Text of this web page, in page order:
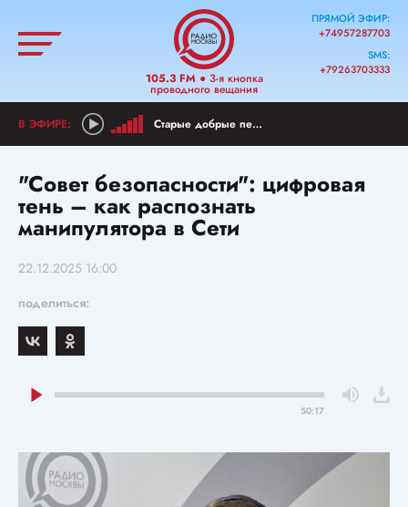
105.3 FM● 3-я кнопка
проводного вещания
ПРЯМОЙ ЭФИР:
+74957287703
SMS:
+79263703333
Старые добрые песни
"Совет безопасности": цифровая
тень – как распознать
манипулятора в Сети
22.12.2025 16:00
поделиться:
50:17